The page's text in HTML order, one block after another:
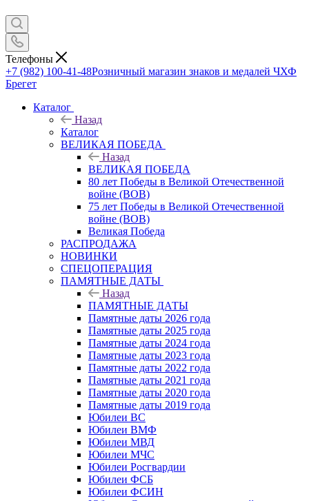
Телефоны
+7 (982) 100-41-48Розничный магазин знаков и медалей ЧХФ
Брегет
Каталог
Назад
Каталог
ВЕЛИКАЯ ПОБЕДА
Назад
ВЕЛИКАЯ ПОБЕДА
80 лет Победы в Великой Отечественной
войне (ВОВ)
75 лет Победы в Великой Отечественной
войне (ВОВ)
Великая Победа
РАСПРОДАЖА
НОВИНКИ
СПЕЦОПЕРАЦИЯ
ПАМЯТНЫЕ ДАТЫ
Назад
ПАМЯТНЫЕ ДАТЫ
Памятные даты 2026 года
Памятные даты 2025 года
Памятные даты 2024 года
Памятные даты 2023 года
Памятные даты 2022 года
Памятные даты 2021 года
Памятные даты 2020 года
Памятные даты 2019 года
Юбилеи ВС
Юбилеи ВМФ
Юбилеи МВД
Юбилеи МЧС
Юбилеи Росгвардии
Юбилеи ФСБ
Юбилеи ФСИН